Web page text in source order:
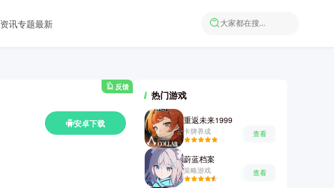
资讯专题最新
反馈
安卓下载
热门游戏
重返未来1999
卡牌养成 查看
蔚蓝档案
策略游戏 查看